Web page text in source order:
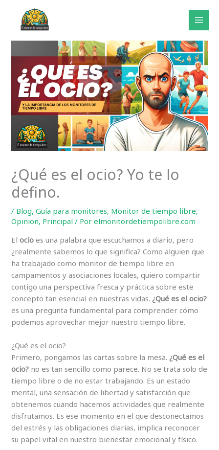
contenido
¿Qué es el ocio? Yo te lo
defino.
/ Blog,Guía para monitores, Monitor de tiempo libre,
Opinion, Principal / Porelmonitordetiempolibre.com
Elocio es una palabra que escuchamos a diario, pero
¿realmente sabemos lo que significa? Como alguien que
ha trabajado como monitor de tiempo libre en
campamentos y asociaciones locales, quiero compartir
contigo una perspectiva fresca y práctica sobre este
concepto tan esencial en nuestras vidas. ¿Qué es el ocio?
es una pregunta fundamental para comprender cómo
podemos aprovechar mejor nuestro tiempo libre.
¿Qué es el ocio?
Primero, pongamos las cartas sobre la mesa. ¿Qué es el
ocio? no es tan sencillo como parece. No se trata solo de
tiempo libre o de no estar trabajando. Es un estado
mental, una sensación de libertad y satisfacción que
obtenemos cuando hacemos actividades que realmente
disfrutamos. Es ese momento en el que desconectamos
del estrés y las obligaciones diarias, implica reconocer
su papel vital en nuestro bienestar emocional y físico.